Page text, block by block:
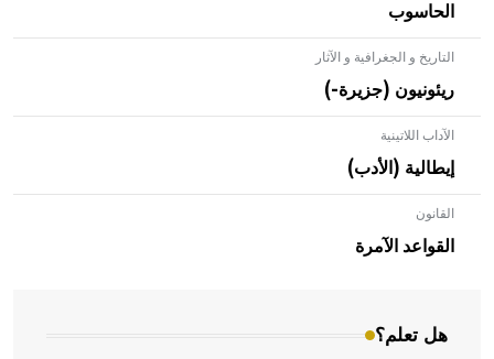
الحاسوب
التاريخ و الجغرافية و الآثار
ريئونيون (جزيرة-)
الآداب اللاتينية
إيطالية (الأدب)
القانون
القواعد الآمرة
هل تعلم؟
- هل تعلم أن الأبلق نوع من الفنون الهندسية التي ارتبطت
المعمار على بناء مداميكه وخاصة في الواجهات